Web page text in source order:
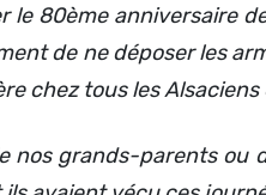
80ème anniversaire
de ne déposer les
chez tous les
grands-parents ou